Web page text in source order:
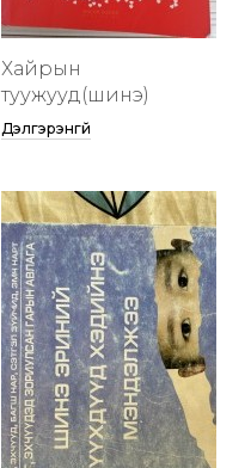
Хайрын
туужууд(шинэ)
Дэлгэрэнгүй